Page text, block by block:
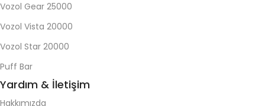
Vozol Gear 25000
Vozol Vista 20000
Vozol Star 20000
Puff Bar
Yardım & İletişim
Hakkımızda